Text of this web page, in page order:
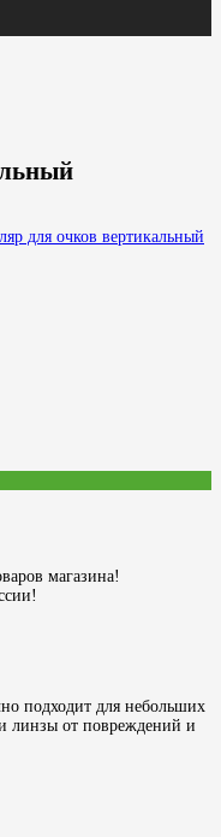
магазина!
подходит для небольших
линзы от повреждений и